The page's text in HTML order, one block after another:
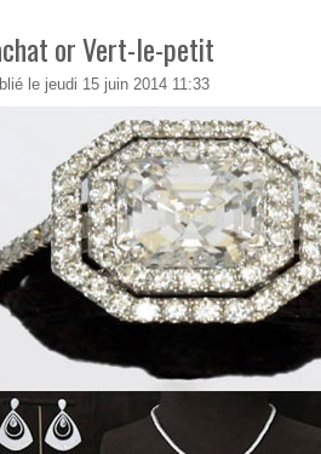
or Vert-le-petit
le jeudi 15 juin 2014 11:33